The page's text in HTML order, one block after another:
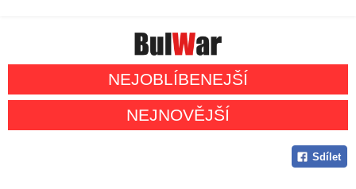
NEJOBLÍBENEJŠÍ
NEJNOVĚJŠÍ
Sdílet